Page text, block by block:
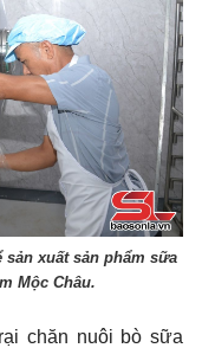
sản xuất sản phẩm sữa
Mộc Châu.
chăn nuôi bò sữa